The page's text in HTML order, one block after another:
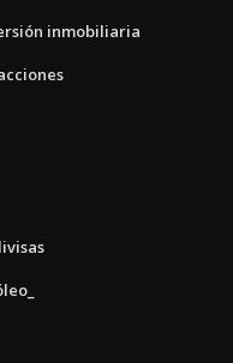
inmobiliaria